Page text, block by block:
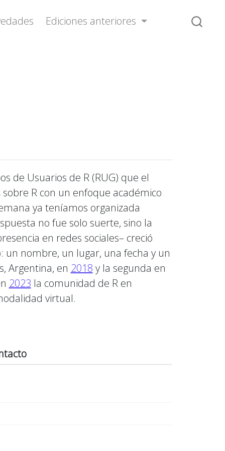
Ediciones anteriores
de Usuarios de R (RUG) que el
R con un enfoque académico
ya teníamos organizada
no fue solo suerte, sino la
en redes sociales– creció
un nombre, un lugar, una fecha y un
Argentina, en 2018 y la segunda en
2023 la comunidad de R en
virtual.